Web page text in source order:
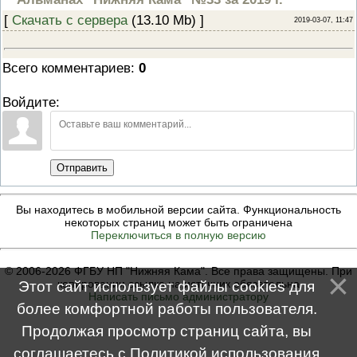
ПРОВЕРОЧНЫЙ ЛИСТ,
ПРИМЕНЯЕМЫЙ ПРИ
ГОСУДАРСТВЕННОГО
ОБЛАСТИ ОХРАНЫ И
РИСКОВ ПРИЧИНЕНИЯ
МЕРОПРИЯТИЙ
СВЕДЕНИЙ, КОТОРЫЕ МОГУТ
ЗАПРАШИВАТЬСЯ
(НАДЗОРНЫМ) ОРГАНОМ У
КОНТРОЛИРУЕМОГО ЛИЦА
[ Скачать с сервера(13.10 Mb) ] 2019-03-07, 11:47
Всего комментариев: 0
Войдите:
Отправить
Вы находитесь в мобильной версии сайта. Функциональность
некоторых страниц может быть ограничена
Переключиться в полную версию
© 2006-2026 ФГБУ НП "Нижняя Кама". Все права защищены. При
копировании ссылка на источник обязательна
Написать письмо администратору
Этот сайт использует файлы cookies для
более комфортной работы пользователя.
Продолжая просмотр страниц сайта, вы
соглашаетесь с Политикой использования